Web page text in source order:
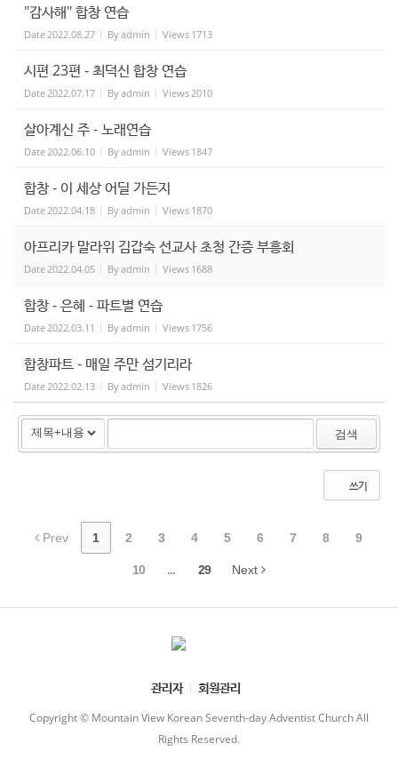
"감사해" 합창 연습
Date2022.08.27 Byadmin Views 1713
시편 23편 - 최덕신 합창 연습
Date2022.07.17 Byadmin Views2010
살아계신 주 - 노래연습
Date2022.06.10 Byadmin Views 1847
합창 - 이 세상 어딜 가든지
Date2022.04.18 Byadmin Views 1870
아프리카 말라위 김갑숙 선교사 초청 간증 부흥회
Date2022.04.05 Byadmin Views 1688
합창 - 은혜 - 파트별 연습
Date2022.03.11 Byadmin Views 1756
합창파트 - 매일 주만 섬기리라
Date2022.02.13 Byadmin Views 1826
검색
쓰기
Prev 1 2 3 4 5 6 7 8 9
10 ... 29 Next
관리자 회원관리
Copyright © Mountain View Korean Seventh-day Adventist Church All
Rights Reserved.